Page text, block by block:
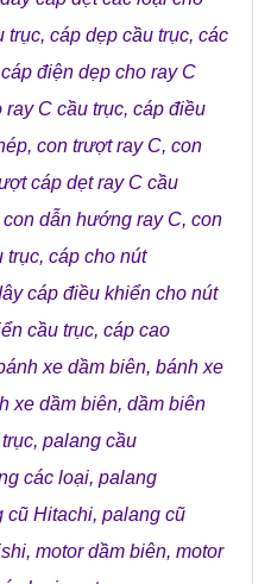
trục, cáp dẹp cầu trục, các
điện dẹp cho ray C
ray C cầu trục, cáp điều
, con trượt ray C, con
cáp dẹt ray C cầu
con dẫn hướng ray C, con
trục, cáp cho nút
cáp điều khiển cho nút
cầu trục, cáp cao
xe dầm biên, bánh xe
xe dầm biên, dầm biên
, palang cầu
các loại, palang
cũ Hitachi, palang cũ
, motor dầm biên, motor